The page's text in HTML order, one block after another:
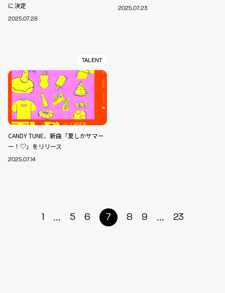
に決定
2025.07.28
2025.07.23
TALENT
CANDY TUNE、新曲「夏しかサマー
ー！♡」をリリース
2025.07.14
1 ... 5 6 7 8 9 ... 23